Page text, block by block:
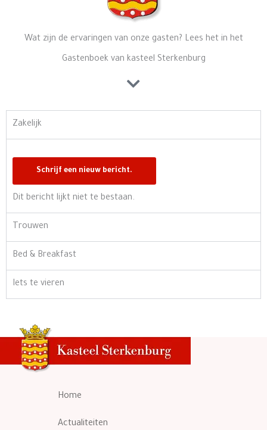
Wat zijn de ervaringen van onze gasten? Lees het in het
Gastenboek van kasteel Sterkenburg
Zakelijk
Dit bericht lijkt niet te bestaan.
Trouwen
Bed & Breakfast
Iets te vieren
Home
Actualiteiten